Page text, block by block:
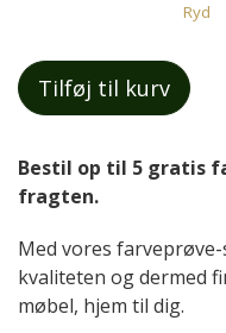
Ryd
Tilføj til kurv
Bestil op til 5 gratis
fragten.
Med vores
kvaliteten og dermed
møbel, hjem til dig.